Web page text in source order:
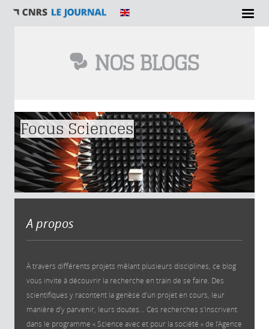
NOS BLOGS
Vous êtes ici
Focus Sciences
A propos
À travers différents projets mêlant plusieurs disciplines, ce blog
vous invite à découvrir la recherche en train de se faire. Des
scientifiques y racontent la genèse d’un projet en cours, leur
manière d’y parvenir, leurs doutes… Ces recherches s'inscrivent
dans le programme « Science avec et pour la société » de l’Agence